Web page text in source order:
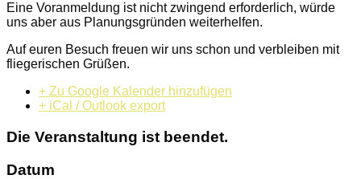
Eine Voranmeldung ist nicht zwingend erforderlich, würde
uns aber aus Planungsgründen weiterhelfen.
Auf euren Besuch freuen wir uns schon und verbleiben mit
fliegerischen Grüßen.
+ Zu Google Kalender hinzufügen
+ iCal / Outlook export
Die Veranstaltung ist beendet.
Datum